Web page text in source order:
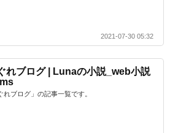
2021-07-30 05:32
れブログ | Lunaの小説_web小説
れブログ」の記事一覧です。